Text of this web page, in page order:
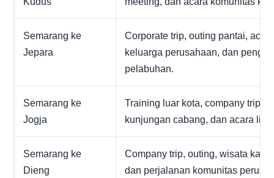
Semarang ke
Jepara
Corporate trip, outing pantai,
keluarga perusahaan, dan
pelabuhan.
Semarang ke
Jogja
Training luar kota, company trip,
kunjungan cabang, dan acara
Semarang ke
Dieng
Company trip, outing, wisata
dan perjalanan komunitas